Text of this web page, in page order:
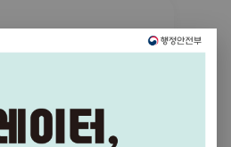
책이 되는 소통정부